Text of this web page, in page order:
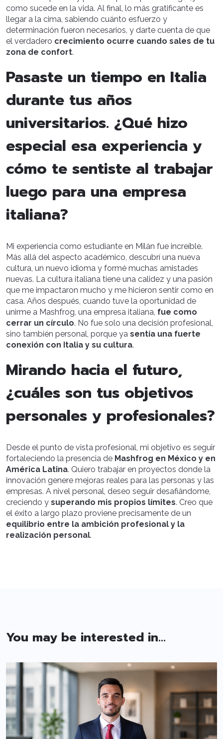
como sucede en la vida. Al final, lo más gratificante es
llegar a la cima, sabiendo cuánto esfuerzo y
determinación fueron necesarios, y darte cuenta de que
el verdadero crecimiento ocurre cuando sales de tu
zona de confort.
Pasaste un tiempo en Italia
durante tus años
universitarios. ¿Qué hizo
especial esa experiencia y
cómo te sentiste al trabajar
luego para una empresa
italiana?
Mi experiencia como estudiante en Milán fue increíble.
Más allá del aspecto académico, descubrí una nueva
cultura, un nuevo idioma y formé muchas amistades
nuevas. La cultura italiana tiene una calidez y una pasión
que me impactaron mucho y me hicieron sentir como en
casa. Años después, cuando tuve la oportunidad de
unirme a Mashfrog, una empresa italiana, fue como
cerrar un círculo. No fue solo una decisión profesional,
sino también personal, porque ya sentía una fuerte
conexión con Italia y su cultura.
Mirando hacia el futuro,
¿cuáles son tus objetivos
personales y profesionales?
Desde el punto de vista profesional, mi objetivo es seguir
fortaleciendo la presencia de Mashfrog en México y en
América Latina. Quiero trabajar en proyectos donde la
innovación genere mejoras reales para las personas y las
empresas. A nivel personal, deseo seguir desafiándome,
creciendo y superando mis propios límites. Creo que
el éxito a largo plazo proviene precisamente de un
equilibrio entre la ambición profesional y la
realización personal.
You may be interested in...